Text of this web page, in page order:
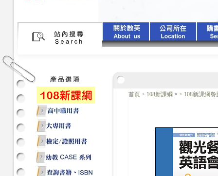
首頁 > 108新課綱 > > 108新課綱